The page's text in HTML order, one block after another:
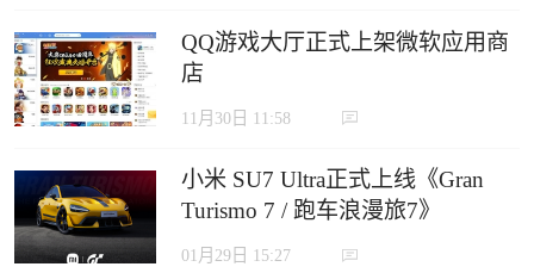
QQ游戏大厅正式上架微软应用商
店
11月30日 11:58
小米 SU7 Ultra正式上线《Gran
Turismo 7 / 跑车浪漫旅7》
01月29日 15:27